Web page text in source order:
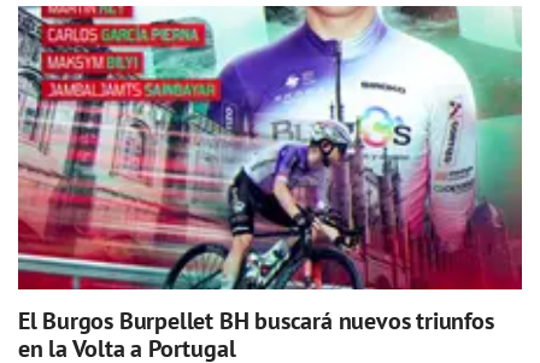
El Burgos Burpellet BH buscará nuevos triunfos
en la Volta a Portugal